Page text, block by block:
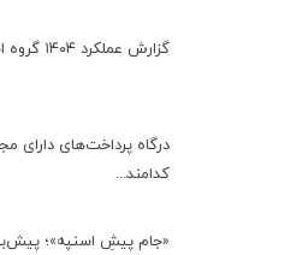
گزارش عملکرد ۱۴۰۴ گروه اسنپ منتشر شد
درگاه پرداخت‌های دارای
کدامند...
«جام پیشِ اسنپه»؛